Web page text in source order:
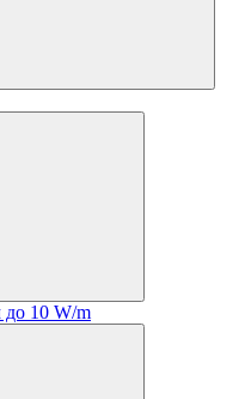
10 W/m